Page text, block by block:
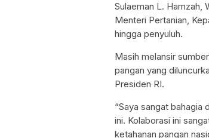
Sulaeman L. Hamzah,
Menteri Pertanian,
hingga penyuluh.
Masih melansir
pangan yang
Presiden RI.
“Saya sangat bahagia
ini. Kolaborasi ini
ketahanan pangan